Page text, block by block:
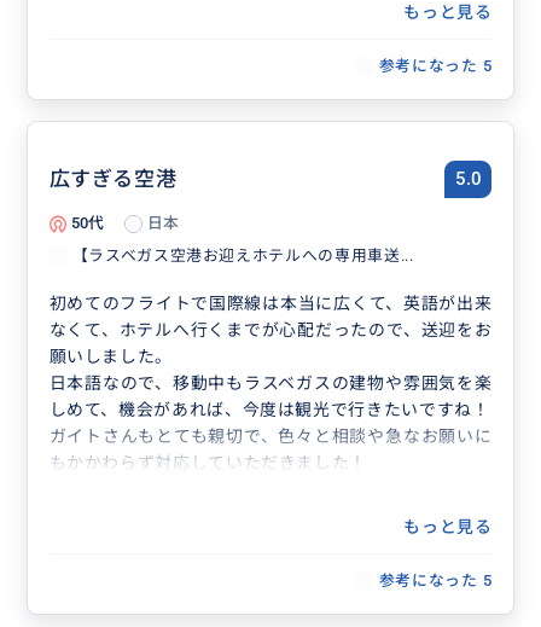
もっと見る
参考になった 5
広すぎる空港 5.0
50代
日本
【ラスベガス空港お迎えホテルへの専用車送...
初めてのフライトで国際線は本当に広くて、英語が出来
なくて、ホテルへ行くまでが心配だったので、送迎をお
願いしました。
日本語なので、移動中もラスベガスの建物や雰囲気を楽
しめて、機会があれば、今度は観光で行きたいですね！
ガイトさんもとても親切で、色々と相談や急なお願いに
もかかわらず対応していただきました！
もっと見る
参考になった 5